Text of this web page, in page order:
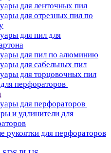
для ленточных пил
для отрезных пил по
для пил для
для пил по алюминию
для сабельных пил
для торцовочных пил
перфораторов
для перфораторов
и удлинители для
рукоятки для перфораторов